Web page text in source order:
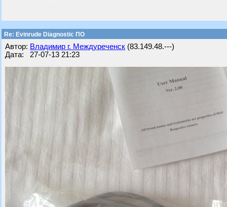
Re: Evinrude Diagnostic ПО
Автор: Владимир г. Междуреченск (83.149.48.---)
Дата: 27-07-13 21:23